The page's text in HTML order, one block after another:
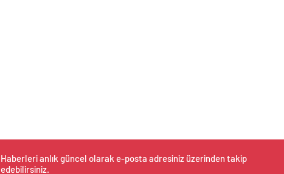
Haberleri anlık güncel olarak e-posta adresiniz üzerinden takip
edebilirsiniz.